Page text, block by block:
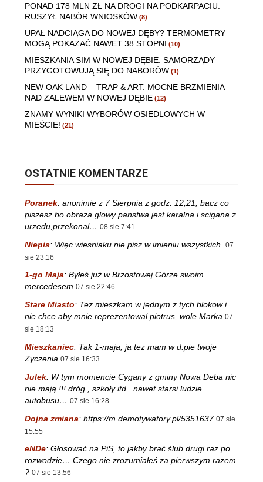
PONAD 178 MLN ZŁ NA DROGI NA PODKARPACIU.
RUSZYŁ NABÓR WNIOSKÓW (8)
UPAŁ NADCIĄGA DO NOWEJ DĘBY? TERMOMETRY
MOGĄ POKAZAĆ NAWET 38 STOPNI (10)
MIESZKANIA SIM W NOWEJ DĘBIE. SAMORZĄDY
PRZYGOTOWUJĄ SIĘ DO NABORÓW (1)
NEW OAK LAND – TRAP & ART. MOCNE BRZMIENIA
NAD ZALEWEM W NOWEJ DĘBIE (12)
ZNAMY WYNIKI WYBORÓW OSIEDLOWYCH W
MIEŚCIE! (21)
OSTATNIE KOMENTARZE
Poranek: anonimie z 7 Sierpnia z godz. 12,21, bacz co
piszesz bo obraza glowy panstwa jest karalna i scigana z
urzedu,przekonal… 08 sie 7:41
Niepis: Więc wiesniaku nie pisz w imieniu wszystkich.
07
sie 23:16
1-go Maja: Byłeś już w Brzostowej Górze swoim
mercedesem 07 sie 22:46
Stare Miasto: Tez mieszkam w jednym z tych blokow i
nie chce aby mnie reprezentowal piotrus, wole Marka 07
sie 18:13
Mieszkaniec: Tak 1-maja, ja tez mam w d.pie twoje
Zyczenia 07 sie 16:33
Julek: W tym momencie Cygany z gminy Nowa Deba nic
nie mają !!! dróg , szkoły itd ..nawet starsi ludzie
autobusu… 07 sie 16:28
Dojna zmiana: https://m.demotywatory.pl/5351637 07 sie
15:55
eNDe: Głosować na PiS, to jakby brać ślub drugi raz po
rozwodzie… Czego nie zrozumiałeś za pierwszym razem
? 07 sie 13:56